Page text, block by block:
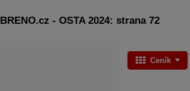
BRENO.cz - OSTA 2024: strana 72
Ceník